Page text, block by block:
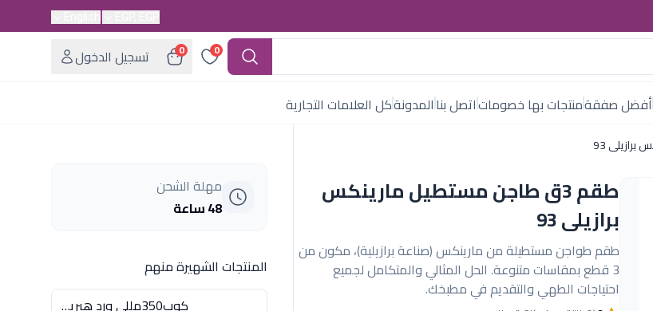
0
0
تسجيل الدخول
أفضل صفقةمنتجات بها خصوماتاتصل بناالمدونةكل العلامات التجارية
طقم 3ق طاجن مستطيل مارينكس
برازيلى 93
طقم طواجن مستطيلة من مارينكس (صناعة برازيلية)، مكون من
3 قطع بمقاسات متنوعة. الحل المثالي والمتكامل لجميع
احتياجات الطهي والتقديم في مطبخك.
مهلة الشحن
48 ساعة
المنتجات الشهيرة منهم
كوب350مللى ورد هيريفين